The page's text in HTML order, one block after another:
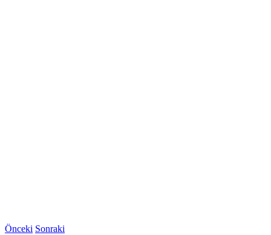
Önceki Sonraki